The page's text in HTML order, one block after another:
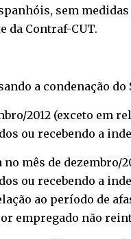
sem
da Contraf-CUT.
a condenação do
2012 (exceto em
ou recebendo a
mês de dezembro/
ou recebendo a
ao período de
empregado não